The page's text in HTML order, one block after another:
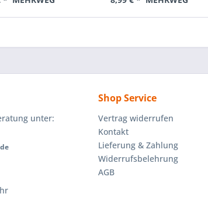
unter:
Shop Service
Vertrag widerrufen
Kontakt
Lieferung & Zahlung
Widerrufsbelehrung
AGB